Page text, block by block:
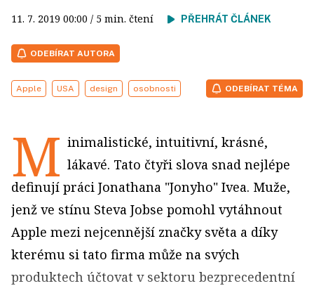
11. 7. 2019 00:00 / 5 min. čtení PŘEHRÁT ČLÁNEK
ODEBÍRAT AUTORA
Apple USA design osobnosti ODEBÍRAT TÉMA
M inimalistické, intuitivní, krásné,
lákavé. Tato čtyři slova snad nejlépe
definují práci Jonathana "Jonyho" Ivea. Muže,
jenž ve stínu Steva Jobse pomohl vytáhnout
Apple mezi nejcennější značky světa a díky
kterému si tato firma může na svých
produktech účtovat v sektoru bezprecedentní